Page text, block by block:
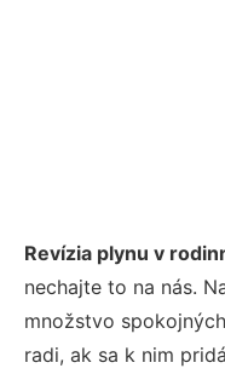
Revízia plynu v
nechajte to na nás.
množstvo
radi, ak sa k nim